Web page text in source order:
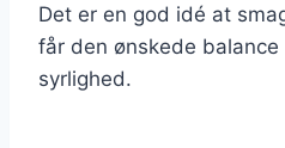
Det er en god idé at
får den ønskede
syrlighed.